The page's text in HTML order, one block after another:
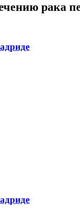
рака